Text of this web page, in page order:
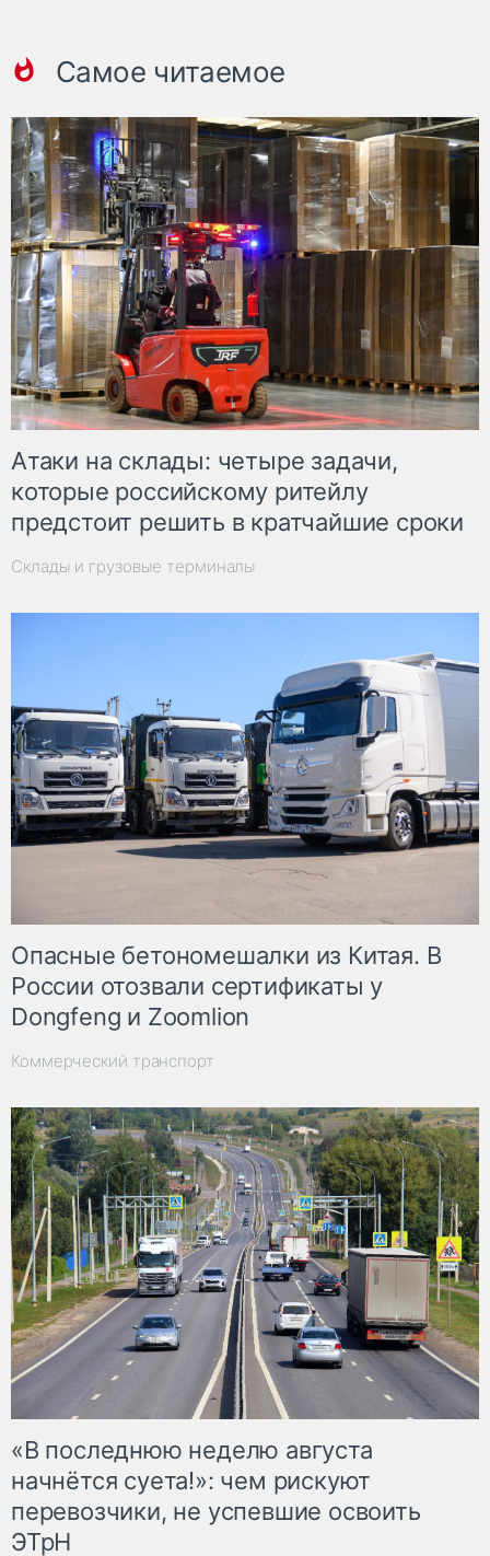
Самое читаемое
Атаки на склады: четыре задачи,
которые российскому ритейлу
предстоит решить в кратчайшие сроки
Склады и грузовые терминалы
Опасные бетономешалки из Китая. В
России отозвали сертификаты у
Dongfeng и Zoomlion
Коммерческий транспорт
«В последнюю неделю августа
начнётся суета!»: чем рискуют
перевозчики, не успевшие освоить
ЭТрН